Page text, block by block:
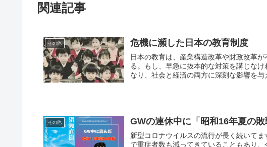
関連記事
その他 危機に瀕した日本の教育制度
日本の教育は、産業構造改革や財政改革
る。もし、早急に抜本的な対策を講じな
その他 GWの連休中に「昭和16年夏の
新型コロナウイルスの流行が長く続いて
で重症者数も減ってきていることもあり